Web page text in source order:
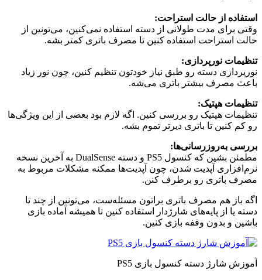
استفاده از حالت استراحت:
وقتی برای مدت طولانی از دسته استفاده نمی‌کنین، می‌تونین از
حالت استراحت استفاده کنین تا مصرف باتری کمتر بشه.
تنظیمات نورپردازی:
نورپردازی دسته رو طبق نیاز خودتون تنظیم کنین، چون نور زیاد
باعث مصرف بیشتر باتری می‌شه.
تنظیمات هپتیک:
تنظیمات هپتیک رو بررسی کنین. اگه لازم بود بعضی از این ویژگی‌ها
رو کم کنین تا باتری دیرتر تموم بشه.
بررسی به‌روزرسانی‌ها:
مطمئن بشین که کنسول PS5 و دسته DualSense به آخرین نسخه
نرم‌افزاری آپدیت شدن، چون آپدیت‌ها ممکنه مشکلات مربوط به
مصرف باتری رو برطرف کنن.
اگه باز هم مصرف باتری براتون مسئله‌ست، می‌تونین از چند تا
دسته یا از پایه‌های شارژدار استفاده کنین تا همیشه آماده بازی
باشین و بدون وقفه بازی کنین.
آموزش شارژ دسته کنسول بازی PS5